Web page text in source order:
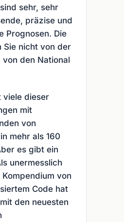
sehr, sehr
präzise und
Prognosen. Die
Sie nicht von der
von den National
viele dieser
mit
von
mehr als 160
es gibt ein
unermesslich
von
Code hat
den neuesten